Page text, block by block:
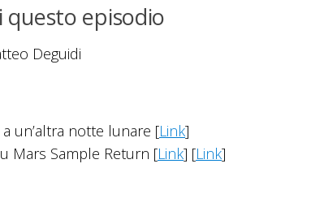
questo episodio
Deguidi
a un’altra notte lunare [Link]
Mars Sample Return [Link] [Link]